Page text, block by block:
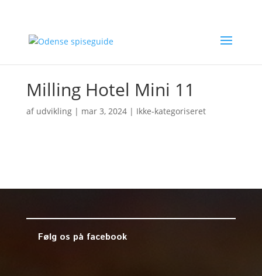
Milling Hotel Mini 11
af udvikling| mar 3, 2024| Ikke-kategoriseret
Følg os på facebook